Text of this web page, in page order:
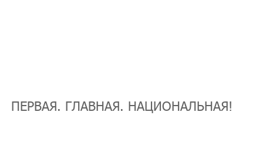
ПЕРВАЯ. ГЛАВНАЯ. НАЦИОНАЛЬНАЯ!